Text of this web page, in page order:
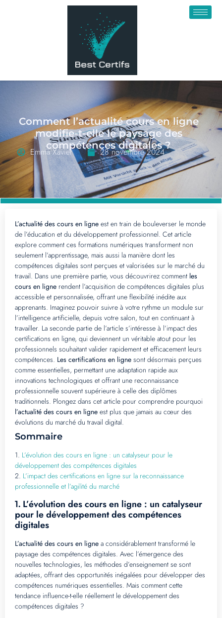
Comment l’actualité cours en ligne
modifie-t-elle le paysage des
compétences digitales ?
Emma Xavier 28 novembre 2024
L’actualité des cours en ligne est en train de bouleverser le monde
de l’éducation et du développement professionnel. Cet article
explore comment ces formations numériques transforment non
seulement l’apprentissage, mais aussi la manière dont les
compétences digitales sont perçues et valorisées sur le marché du
travail. Dans une première partie, vous découvrirez comment les
cours en ligne rendent l’acquisition de compétences digitales plus
accessible et personnalisée, offrant une flexibilité inédite aux
apprenants. Imaginez pouvoir suivre à votre rythme un module sur
l’intelligence artificielle, depuis votre salon, tout en continuant à
travailler. La seconde partie de l’article s’intéresse à l’impact des
certifications en ligne, qui deviennent un véritable atout pour les
professionnels souhaitant valider rapidement et efficacement leurs
compétences. Les certifications en ligne sont désormais perçues
comme essentielles, permettant une adaptation rapide aux
innovations technologiques et offrant une reconnaissance
professionnelle souvent supérieure à celle des diplômes
traditionnels. Plongez dans cet article pour comprendre pourquoi
l’actualité des cours en ligne est plus que jamais au cœur des
évolutions du marché du travail digital.
Sommaire
1. L’évolution des cours en ligne : un catalyseur pour le
développement des compétences digitales
2. L’impact des certifications en ligne sur la reconnaissance
professionnelle et l’agilité du marché
1. L’évolution des cours en ligne : un catalyseur
pour le développement des compétences
digitales
L’actualité des cours en ligne a considérablement transformé le
paysage des compétences digitales. Avec l’émergence des
nouvelles technologies, les méthodes d’enseignement se sont
adaptées, offrant des opportunités inégalées pour développer des
compétences numériques essentielles. Mais comment cette
tendance influence-t-elle réellement le développement des
compétences digitales ?